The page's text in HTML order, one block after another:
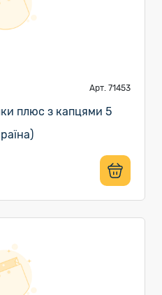
Арт. 71453
плюс з капцями 5